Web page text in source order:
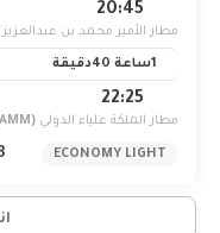
20:45
مطار الأمير محمد بن عبدالعزيز
22:25
مطار الملكة علياء الدولي (AMM)
ECONOMY LIGHT